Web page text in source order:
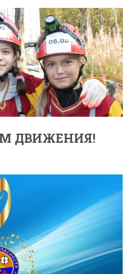
ДВИЖЕНИЯ!